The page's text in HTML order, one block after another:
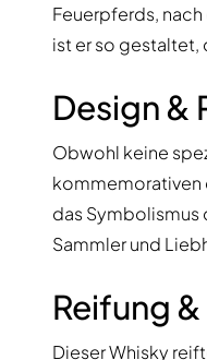
Feuerpferds,
ist er so gestaltet,
Design &
Obwohl keine
kommemorativen
das Symbolismus
Sammler und
Reifung
Dieser Whisky